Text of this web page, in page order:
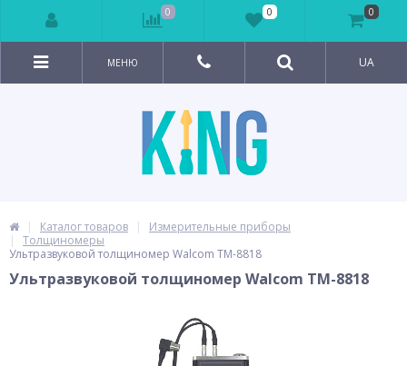
МЕНЮ UA
Каталог товаров
Измерительные приборы
Толщиномеры
Ультразвуковой толщиномер Walcom TM-8818
Ультразвуковой толщиномер Walcom TM-8818
0 0 0